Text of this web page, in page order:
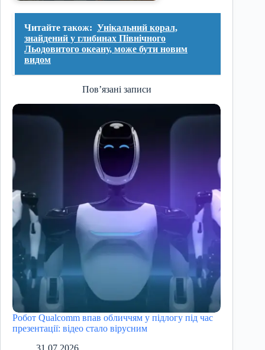
Читайте також: Унікальний корал,
знайдений у глибинах Північного
Льодовитого океану, може бути новим
видом
Пов’язані записи
Робот Qualcomm впав обличчям у підлогу під час
презентації: відео стало вірусним
31.07.2026